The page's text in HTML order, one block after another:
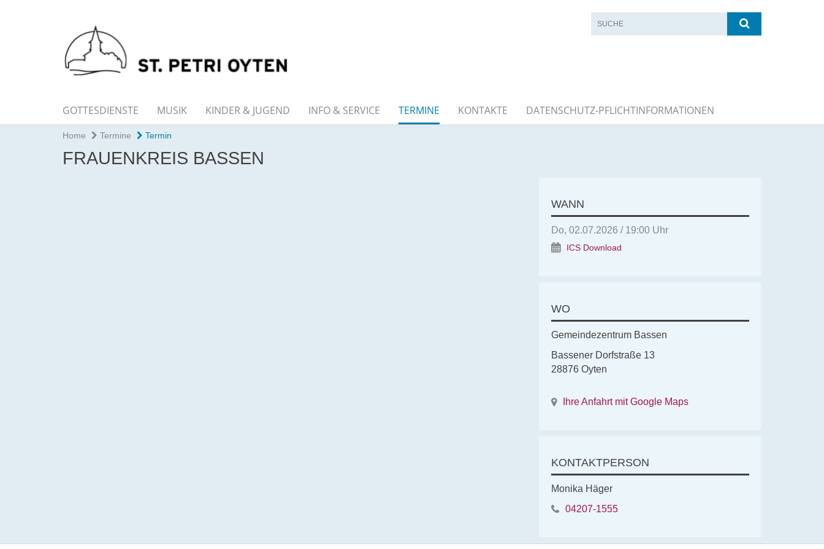
GOTTESDIENSTE MUSIK KINDER & JUGEND INFO & SERVICE TERMINE KONTAKTE DATENSCHUTZ-PFLICHTINFORMATIONEN
Home Termine Termin
FRAUENKREIS BASSEN
WANN
Do, 02.07.2026 / 19:00 Uhr
ICS Download
WO
Gemeindezentrum Bassen
Bassener Dorfstraße 13
28876 Oyten
Ihre Anfahrt mit Google Maps
KONTAKTPERSON
Monika Häger
04207-1555